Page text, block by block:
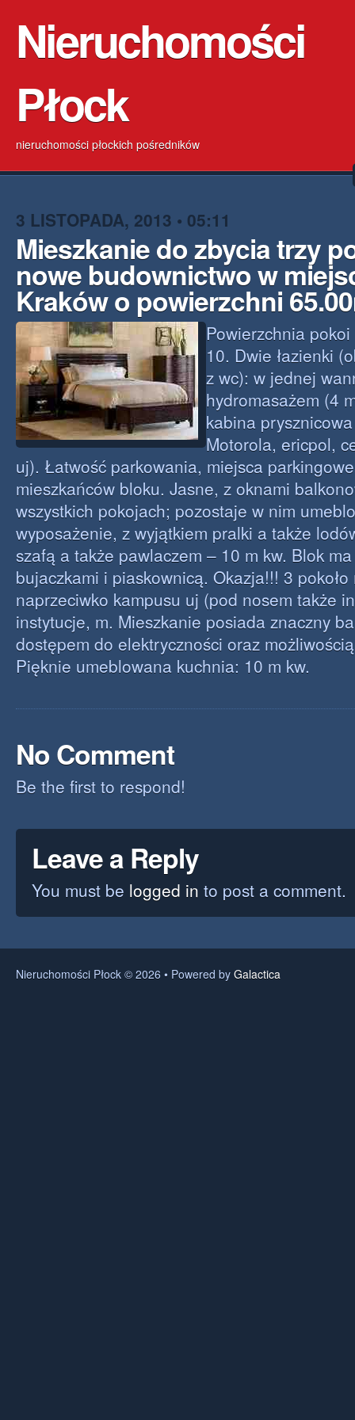
Nieruchomości
Płock
nieruchomości płockich pośredników
3 LISTOPADA, 2013 • 05:11
Mieszkanie do zbycia trzy
nowe budownictwo w
Kraków o powierzchni
Powierzchnia
10. Dwie łazienki
z wc): w jednej
hydromasażem (4
kabina
Motorola, ericpol,
uj). Łatwość parkowania, miejsca
mieszkańców bloku. Jasne, z oknami
wszystkich pokojach; pozostaje w nim
wyposażenie, z wyjątkiem pralki a także
szafą a także pawlaczem – 10 m kw. Blok
bujaczkami i piaskownicą. Okazja!!! 3
naprzeciwko kampusu uj (pod nosem także
instytucje, m. Mieszkanie posiada znaczny
dostępem do elektryczności oraz
Pięknie umeblowana kuchnia: 10 m kw.
No Comment
Be the first to respond!
Leave a Reply
You must be logged in to post a comment.
Nieruchomości Płock © 2026 • Powered by Galactica